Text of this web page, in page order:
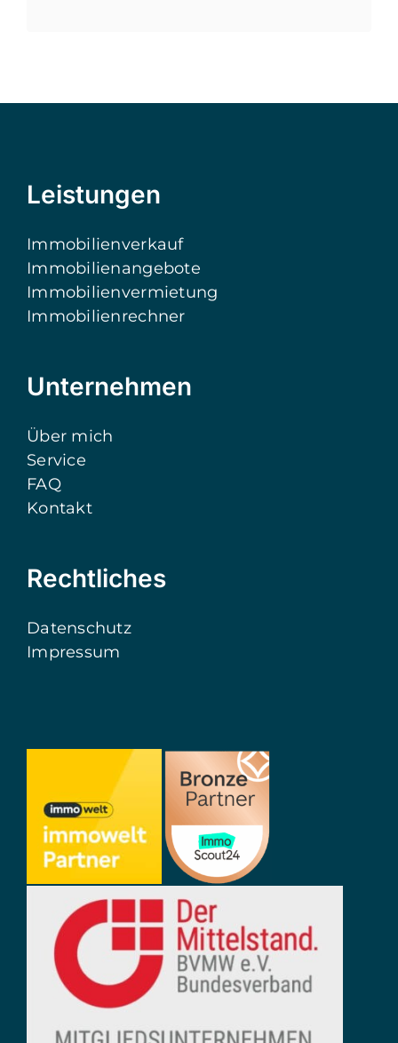
Leistungen
Immobilienverkauf
Immobilienangebote
Immobilienvermietung
Immobilienrechner
Unternehmen
Über mich
Service
FAQ
Kontakt
Rechtliches
Datenschutz
Impressum